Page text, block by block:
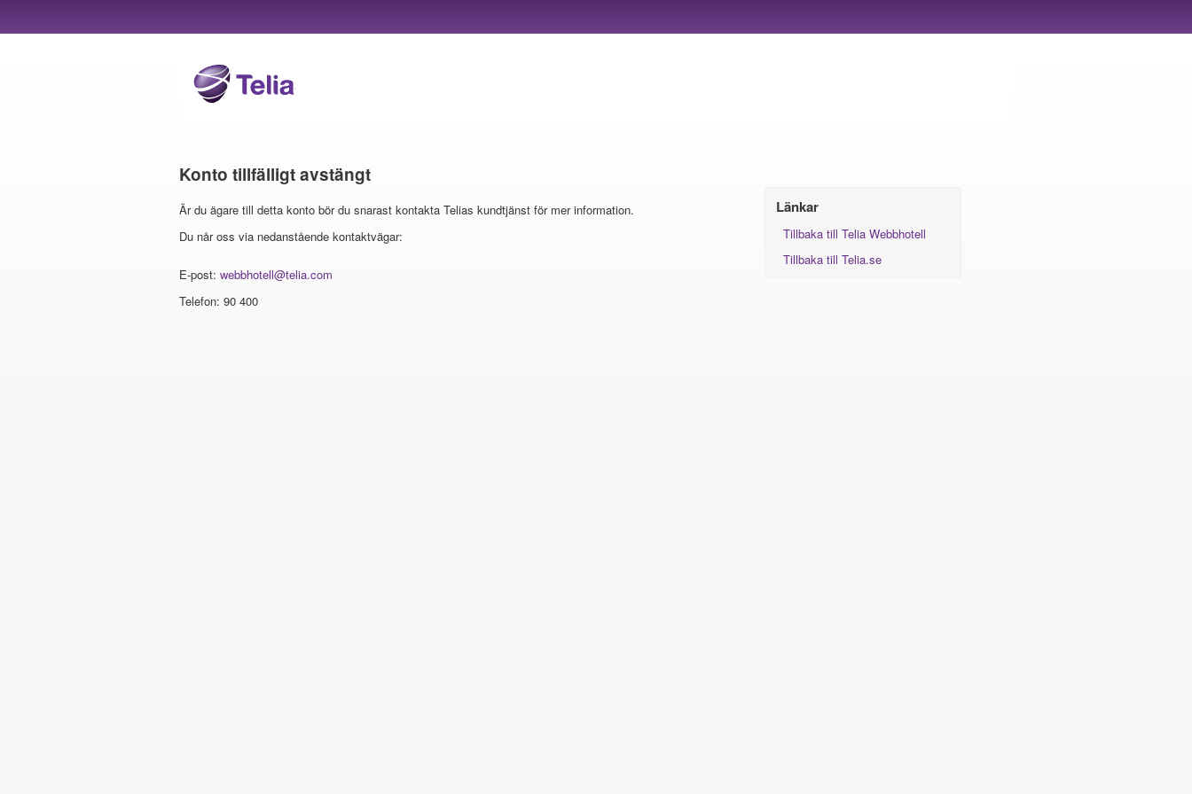
Konto tillfälligt avstängt
Är du ägare till detta konto bör du snarast kontakta Telias kundtjänst för mer information.
Du når oss via nedanstående kontaktvägar:
E-post: webbhotell@telia.com
Telefon: 90 400
Länkar
Tillbaka till Telia Webbhotell
Tillbaka till Telia.se